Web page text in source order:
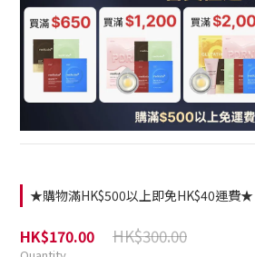
★購物滿HK$500以上即免HK$40運費
HK$170.00 HK$300.00